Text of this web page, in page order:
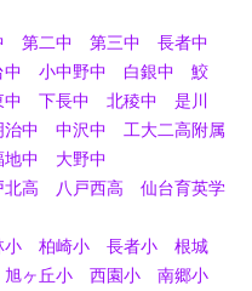
　第二中　第三中　長者中
　小中野中　白銀中　鮫
　下長中　北稜中　是川
中　中沢中　工大二高附属
中　大野中
高　八戸西高　仙台育英学
　柏崎小　長者小　根城
旭ヶ丘小　西園小　南郷小